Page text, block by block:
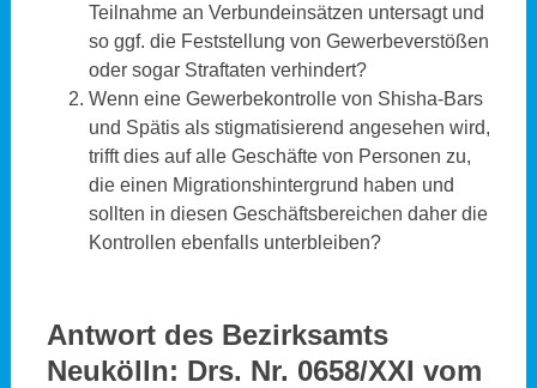
Teilnahme an Verbundeinsätzen untersagt und
so ggf. die Feststellung von Gewerbeverstößen
oder sogar Straftaten verhindert?
Wenn eine Gewerbekontrolle von Shisha-Bars
und Spätis als stigmatisierend angesehen wird,
trifft dies auf alle Geschäfte von Personen zu,
die einen Migrationshintergrund haben und
sollten in diesen Geschäftsbereichen daher die
Kontrollen ebenfalls unterbleiben?
Antwort des Bezirksamts
Neukölln: Drs. Nr. 0658/XXI vom